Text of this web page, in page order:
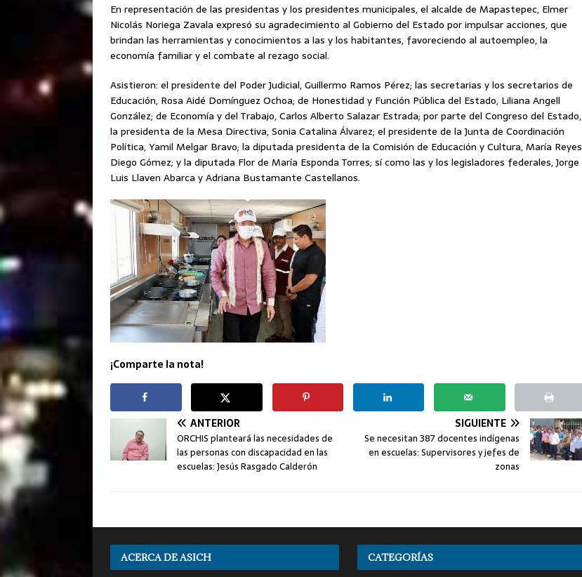
En representación de las presidentas y los presidentes municipales, el alcalde de Mapastepec, Elmer
Nicolás Noriega Zavala expresó su agradecimiento al Gobierno del Estado por impulsar acciones, que
brindan las herramientas y conocimientos a las y los habitantes, favoreciendo al autoempleo, la
economía familiar y el combate al rezago social.
Asistieron: el presidente del Poder Judicial, Guillermo Ramos Pérez; las secretarias y los secretarios de
Educación, Rosa Aidé Domínguez Ochoa; de Honestidad y Función Pública del Estado, Liliana Angell
González; de Economía y del Trabajo, Carlos Alberto Salazar Estrada; por parte del Congreso del Estado,
la presidenta de la Mesa Directiva, Sonia Catalina Álvarez; el presidente de la Junta de Coordinación
Política, Yamil Melgar Bravo; la diputada presidenta de la Comisión de Educación y Cultura, María Reyes
Diego Gómez; y la diputada Flor de María Esponda Torres; sí como las y los legisladores federales, Jorge
Luis Llaven Abarca y Adriana Bustamante Castellanos.
¡Comparte la nota!
ANTERIOR
ORCHIS planteará las necesidades de
las personas con discapacidad en las
escuelas: Jesús Rasgado Calderón
SIGUIENTE
Se necesitan 387 docentes indígenas
en escuelas: Supervisores y jefes de
zonas
ACERCA DE ASICH CATEGORÍAS